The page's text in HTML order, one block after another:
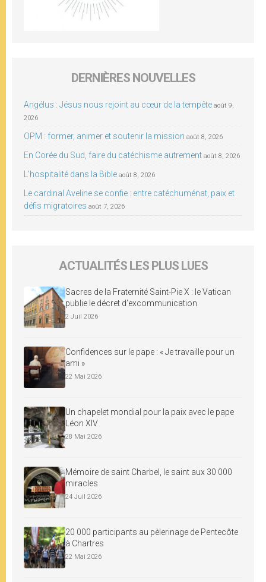
DERNIÈRES NOUVELLES
Angélus : Jésus nous rejoint au cœur de la tempête août 9,
2026
OPM : former, animer et soutenir la mission août 8, 2026
En Corée du Sud, faire du catéchisme autrement août 8, 2026
L’hospitalité dans la Bible août 8, 2026
Le cardinal Aveline se confie : entre catéchuménat, paix et
défis migratoires août 7, 2026
ACTUALITÉS LES PLUS LUES
Sacres de la Fraternité Saint-Pie X : le Vatican
publie le décret d’excommunication
2 Juil 2026
Confidences sur le pape : « Je travaille pour un
ami »
22 Mai 2026
Un chapelet mondial pour la paix avec le pape
Léon XIV
28 Mai 2026
Mémoire de saint Charbel, le saint aux 30 000
miracles
24 Juil 2026
20 000 participants au pèlerinage de Pentecôte
à Chartres
22 Mai 2026